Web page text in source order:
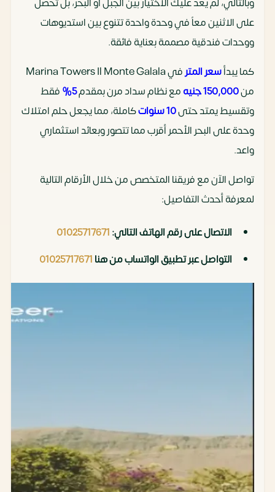
على الاثنين معاً في وحدة واحدة تتنوع بين استديوهات
ووحدات فندقية مصممة بعناية فائقة.
كما يبدأسعر المتر
في Marina Towers Il Monte Galala
من150,000 جنيه مع نظام سداد مرن بمقدم5%
فقط
وتقسيط يمتد حتى10 سنوات
كاملة، مما يجعل حلم امتلاك
وحدة على البحر الأحمر أقرب مما تتصور وبعائد استثماري
واعد.
تواصل الآن مع فريقنا المتخصص من خلال الأرقام التالية
لمعرفة أحدث التفاصيل:
الاتصال على رقم الهاتف التالي:01025717671
التواصل عبر تطبيق الواتساب من هنا01025717671